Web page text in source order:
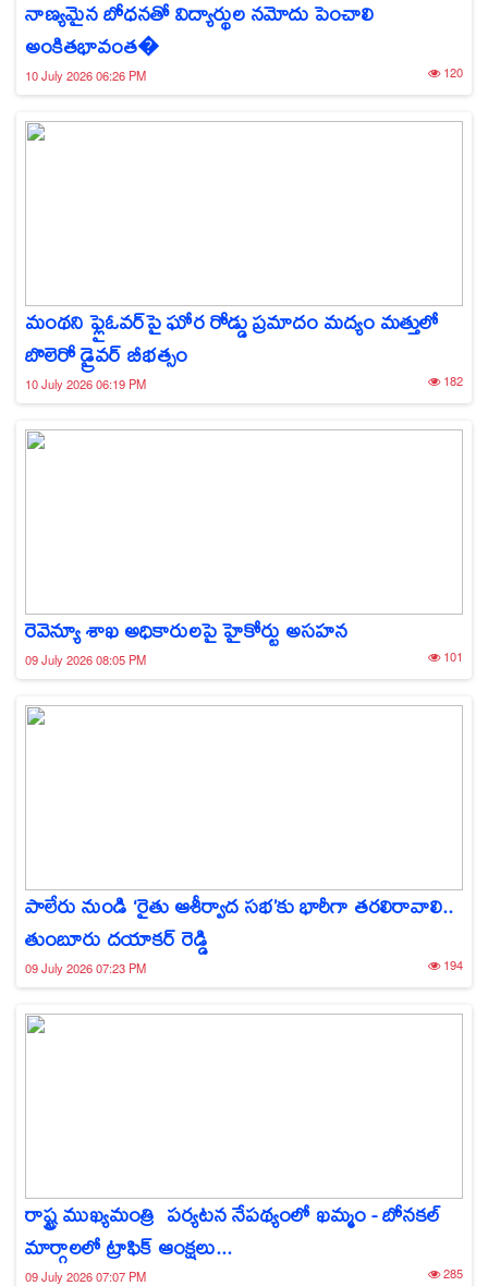
నాణ్యమైన బోధనతో విద్యార్థుల నమోదు పెంచాలి
అంకితభావంత�
10 July 2026 06:26 PM 120
మంథని ఫ్లైఓవర్‌పై ఘోర రోడ్డు ప్రమాదం మద్యం మత్తులో
బొలెరో డ్రైవర్ బీభత్సం
10 July 2026 06:19 PM 182
రెవెన్యూ శాఖ అధికారులపై హైకోర్టు అసహన
09 July 2026 08:05 PM 101
పాలేరు నుండి ‘రైతు ఆశీర్వాద సభ’కు భారీగా తరలిరావాలి..
తుంబూరు దయాకర్ రెడ్డి
09 July 2026 07:23 PM 194
రాష్ట్ర ముఖ్యమంత్రి పర్యటన నేపథ్యంలో ఖమ్మం - బోనకల్
మార్గాలలో ట్రాఫిక్ ఆంక్షలు...
09 July 2026 07:07 PM 285